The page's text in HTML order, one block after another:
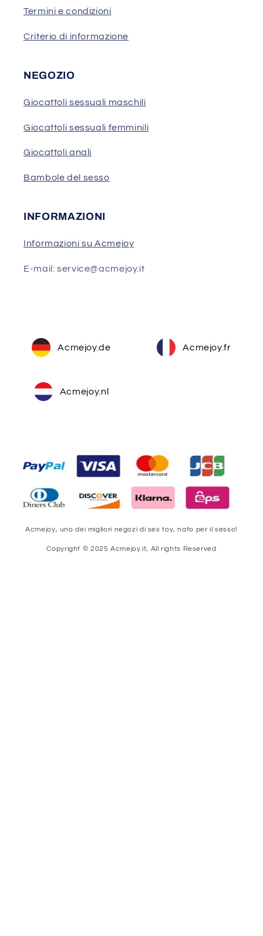
Termini e condizioni
Criterio di informazione
NEGOZIO
Giocattoli sessuali maschili
Giocattoli sessuali femminili
Giocattoli anali
Bambole del sesso
INFORMAZIONI
Informazioni su Acmejoy
E-mail: service@acmejoy.it
Acmejoy.de Acmejoy.fr
Acmejoy.nl
Acmejoy, uno dei migliori negozi di sex toy, nato per il sesso!
Copyright © 2025 Acmejoy.it, All rights Reserved